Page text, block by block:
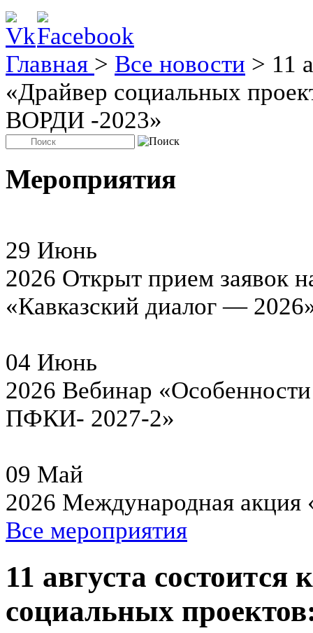
Главная > Все новости > 11
«Драйвер социальных
ВОРДИ -2023»
Мероприятия
29 Июнь
2026 Открыт прием заявок
«Кавказский диалог —
04 Июнь
2026 Вебинар
ПФКИ- 2027-2»
09 Май
2026 Международная
Все мероприятия
11 августа
социальных